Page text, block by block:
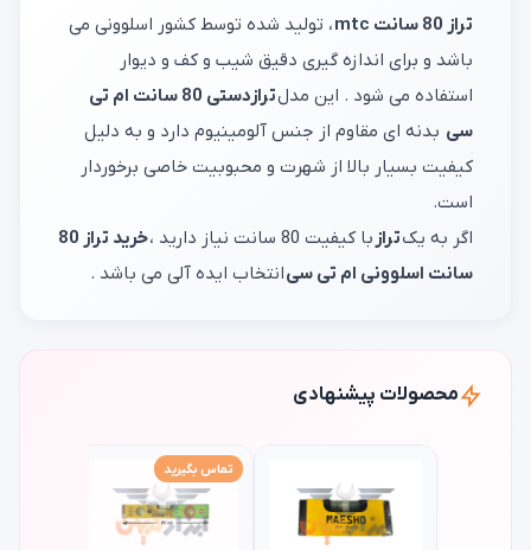
تراز 80 سانت mtc
، تولید شده توسط کشور اسلوونی می
باشد و برای اندازه گیری دقیق شیب و کف و دیوار
استفاده می شود . این مدل
ترازدستی 80 سانت ام تی
سی بدنه ای مقاوم از جنس آلومینیوم دارد و به دلیل
کیفیت بسیار بالا از شهرت و محبوبیت خاصی برخوردار
است.
اگر به یکترازبا کیفیت 80 سانت نیاز دارید ،
خرید تراز 80
سانت اسلوونی ام تی سیانتخاب ایده آلی می باشد .
محصولات پیشنهادی
تماس بگیرید